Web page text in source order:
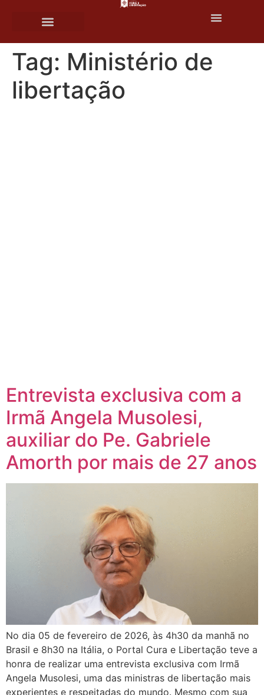
Tag: Ministério de
libertação
Entrevista exclusiva com a
Irmã Angela Musolesi,
auxiliar do Pe. Gabriele
Amorth por mais de 27 anos
No dia 05 de fevereiro de 2026, às 4h30 da manhã no
Brasil e 8h30 na Itália, o Portal Cura e Libertação teve a
honra de realizar uma entrevista exclusiva com Irmã
Angela Musolesi, uma das ministras de libertação mais
experientes e respeitadas do mundo. Mesmo com sua